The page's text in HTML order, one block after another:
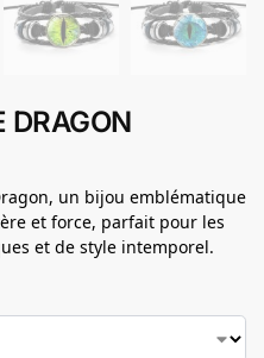
DRAGON
un bijou emblématique
et force, parfait pour les
et de style intemporel.